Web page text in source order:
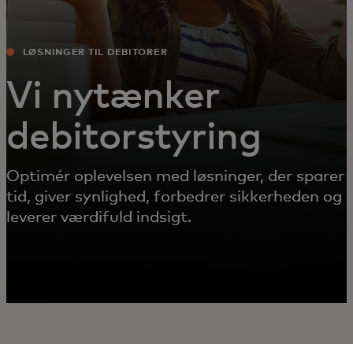
LØSNINGER TIL DEBITORER
Vi nytænker
debitorstyring
Optimér oplevelsen med løsninger, der sparer
tid, giver synlighed, forbedrer sikkerheden og
leverer værdifuld indsigt.